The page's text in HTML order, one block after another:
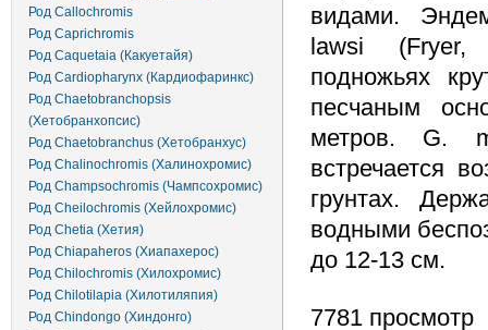
Род Callochromis
Род Caprichromis
Род Caquetaia (Какуетайя)
Род Cardiopharynx (Кардиофаринкс)
Род Chaetobranchopsis
(Хетобранхопсис)
Род Chaetobranchus (Хетобранхус)
Род Chalinochromis (Халинохромис)
Род Champsochromis (Чампсохромис)
Род Cheilochromis (Хейлохромис)
Род Chetia (Хетия)
Род Chiapaheros (Хиапахерос)
Род Chilochromis (Хилохромис)
Род Chilotilapia (Хилотиляпия)
Род Chindongo (Хиндонго)
видами.
lawsi (Fryer,
подножьях
песчаным
метров. G.
встречается
грунтах.
водными
до 12-13 см.
7781 просмотр